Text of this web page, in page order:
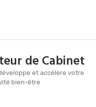
de Cabinet
et accélère votre
bien-être